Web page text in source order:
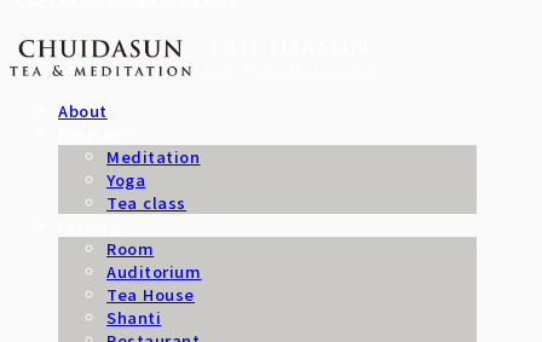
About
Meditation
Yoga
Tea class
Room
Auditorium
Tea House
Shanti